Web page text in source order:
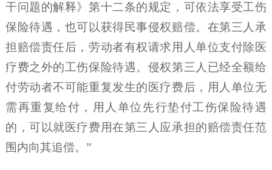
干问题的解释》第十二条的规定，可依法享受工伤
保险待遇，也可以获得民事侵权赔偿。在第三人承
担赔偿责任后，劳动者有权请求用人单位支付除医
疗费之外的工伤保险待遇。侵权第三人已经全额给
付劳动者不可能重复发生的医疗费后，用人单位无
需再重复给付，用人单位先行垫付工伤保险待遇
的，可以就医疗费用在第三人应承担的赔偿责任范
围内向其追偿。”